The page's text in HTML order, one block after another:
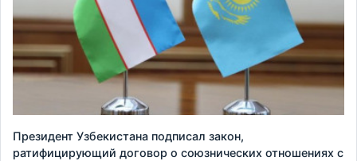
Президент Узбекистана подписал закон,
ратифицирующий договор о союзнических отношениях с